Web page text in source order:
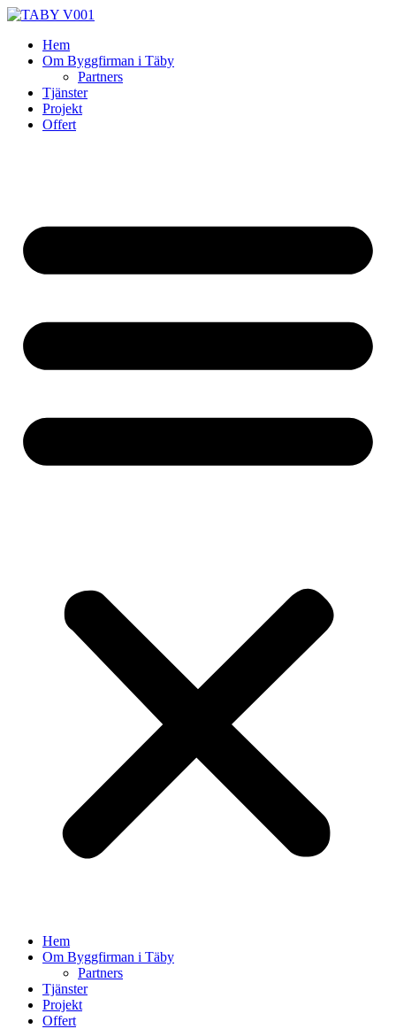
Skip
contentHem
Om Byggfirman i Täby
Partners
Tjänster
Projekt
Offert
Hem
Om Byggfirman i Täby
Partners
Tjänster
Projekt
Offert